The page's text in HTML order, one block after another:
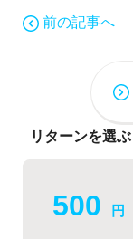
前の記事へ
リターンを選ぶ
500 円